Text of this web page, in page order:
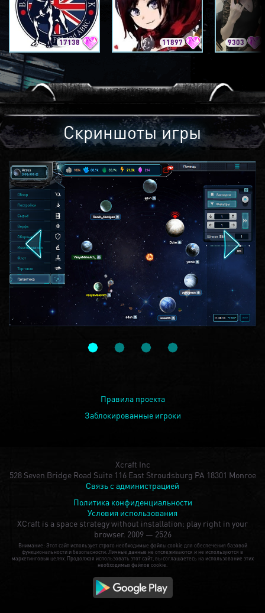
17138 11897 9303
Скриншоты игры
Правила проекта
Заблокированные игроки
Xcraft Inc
528 Seven Bridge Road Suite 116 East Stroudsburg PA 18301 Monroe
Связь с администрацией
Политика конфиденциальности
Условия использования
XCraft is a space strategy without installation: play right in your
browser. 2009 — 2526
Внимание: Этот сайт использует строго необходимые файлы cookie для обеспечения базовой
функциональности и безопасности. Личные данные не отслеживаются и не используются в
маркетинговых целях. Продолжая использовать этот сайт, вы соглашаетесь на использование этих
необходимых файлов cookie.